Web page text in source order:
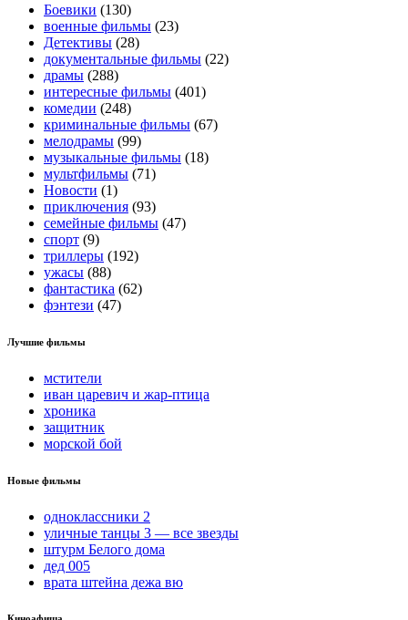
Боевики (130)
военные фильмы (23)
Детективы (28)
документальные фильмы (22)
драмы (288)
интересные фильмы (401)
комедии (248)
криминальные фильмы (67)
мелодрамы (99)
музыкальные фильмы (18)
мультфильмы (71)
Новости (1)
приключения (93)
семейные фильмы (47)
спорт (9)
триллеры (192)
ужасы (88)
фантастика (62)
фэнтези (47)
Лучшие фильмы
мстители
иван царевич и жар-птица
хроника
защитник
морской бой
Новые фильмы
одноклассники 2
уличные танцы 3 — все звезды
штурм Белого дома
дед 005
врата штейна дежа вю